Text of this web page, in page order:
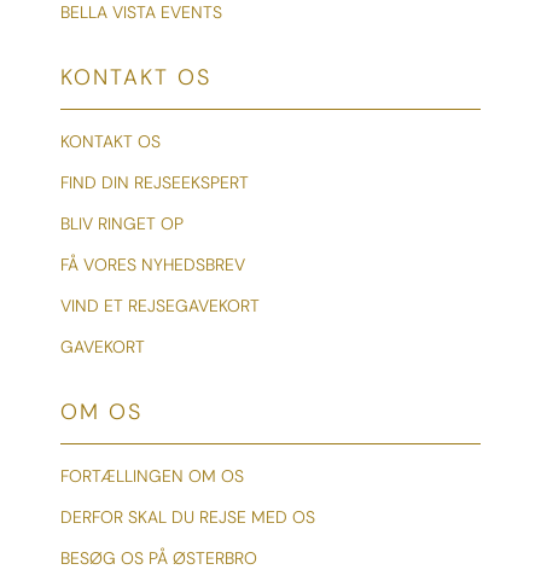
BELLA VISTA EVENTS
KONTAKT OS
KONTAKT OS
FIND DIN REJSEEKSPERT
BLIV RINGET OP
FÅ VORES NYHEDSBREV
VIND ET REJSEGAVEKORT
GAVEKORT
OM OS
FORTÆLLINGEN OM OS
DERFOR SKAL DU REJSE MED OS
BESØG OS PÅ ØSTERBRO